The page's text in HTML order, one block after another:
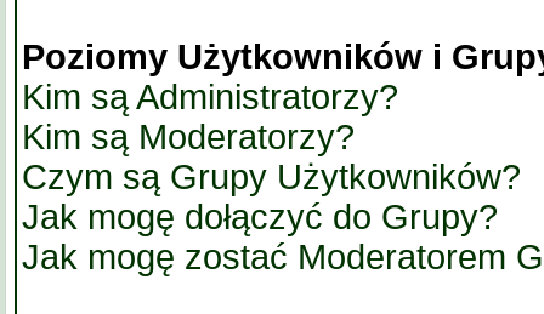
Poziomy Użytkowników i
Kim są Administratorzy?
Kim są Moderatorzy?
Czym są Grupy Użytkowników?
Jak mogę dołączyć do Grupy?
Jak mogę zostać Moderatorem